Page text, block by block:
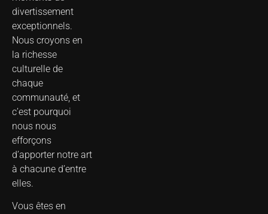
divertissement
exceptionnels.
Nous croyons en
la richesse
culturelle de
chaque
communauté, et
c’est pourquoi
nous nous
efforçons
d’apporter notre art
à chacune d’entre
elles.
Vous êtes en